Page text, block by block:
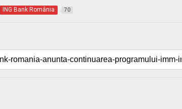
ING Bank România 70